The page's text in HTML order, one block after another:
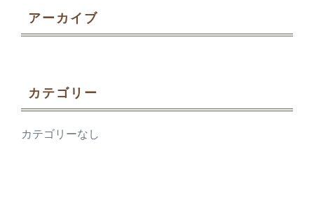
アーカイブ
カテゴリー
カテゴリーなし